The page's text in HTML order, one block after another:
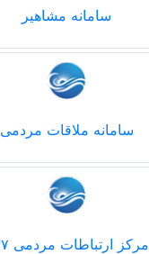
سامانه مشاهیر
سامانه ملاقات مردمی
مرکز ارتباطات مردمی ۱۳۷